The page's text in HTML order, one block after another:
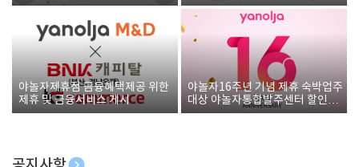
야놀자제휴점 금융혜택제공 위한
제휴 및 금융서비스 게시
야놀자16주년 기념 제휴 숙박업주
대상 야놀자통합발주센터 할인쿠
폰 증정